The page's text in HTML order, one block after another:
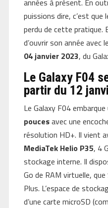
puissions dire, c’est que
perdu de cette
d’ouvrir son année avec
04 janvier 2023, du
Le Galaxy F04
partir du 12
Le Galaxy F04 embarque
poucesavec une
résolution HD+. Il vient
MediaTek Helio P35, 4
stockage interne. Il
Go de RAM virtuelle,
Plus. L’espace de
d’une carte microSD